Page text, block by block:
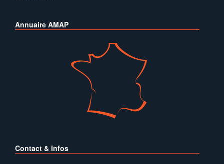
Annuaire AMAP
Contact & Infos